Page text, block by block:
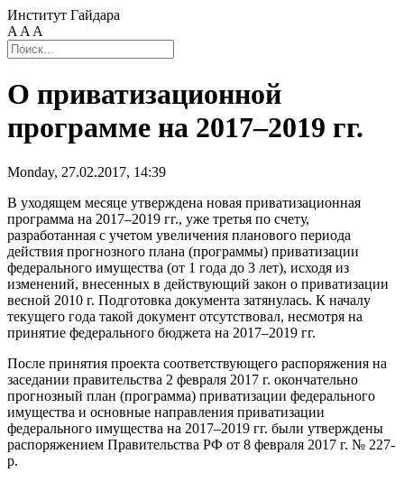
Институт Гайдара
A A A
О приватизационной
программе на 2017–2019 гг.
Monday, 27.02.2017, 14:39
В уходящем месяце утверждена новая приватизационная
программа на 2017–2019 гг., уже третья по счету,
разработанная с учетом увеличения планового периода
действия прогнозного плана (программы) приватизации
федерального имущества (от 1 года до 3 лет), исходя из
изменений, внесенных в действующий закон о приватизации
весной 2010 г. Подготовка документа затянулась. К началу
текущего года такой документ отсутствовал, несмотря на
принятие федерального бюджета на 2017–2019 гг.
После принятия проекта соответствующего распоряжения на
заседании правительства 2 февраля 2017 г. окончательно
прогнозный план (программа) приватизации федерального
имущества и основные направления приватизации
федерального имущества на 2017–2019 гг. были утверждены
распоряжением Правительства РФ от 8 февраля 2017 г. № 227-
р.